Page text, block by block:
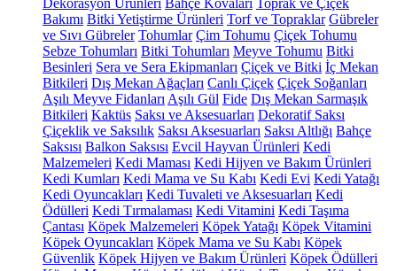
Dekorasyon Ürünleri Bahçe Kovaları Toprak ve Çiçek
Bakımı Bitki Yetiştirme Ürünleri Torf ve Topraklar Gübreler
ve Sıvı Gübreler Tohumlar Çim Tohumu Çiçek Tohumu
Sebze Tohumları Bitki Tohumları Meyve Tohumu Bitki
Besinleri Sera ve Sera Ekipmanları Çiçek ve Bitki İç Mekan
Bitkileri Dış Mekan Ağaçları Canlı Çiçek Çiçek Soğanları
Aşılı Meyve Fidanları Aşılı Gül Fide Dış Mekan Sarmaşık
Bitkileri Kaktüs Saksı ve Aksesuarları Dekoratif Saksı
Çiçeklik ve Saksılık Saksı Aksesuarları Saksı Altlığı Bahçe
Saksısı Balkon Saksısı Evcil Hayvan Ürünleri Kedi
Malzemeleri Kedi Maması Kedi Hijyen ve Bakım Ürünleri
Kedi Kumları Kedi Mama ve Su Kabı Kedi Evi Kedi Yatağı
Kedi Oyuncakları Kedi Tuvaleti ve Aksesuarları Kedi
Ödülleri Kedi Tırmalaması Kedi Vitamini Kedi Taşıma
Çantası Köpek Malzemeleri Köpek Yatağı Köpek Vitamini
Köpek Oyuncakları Köpek Mama ve Su Kabı Köpek
Güvenlik Köpek Hijyen ve Bakım Ürünleri Köpek Ödülleri